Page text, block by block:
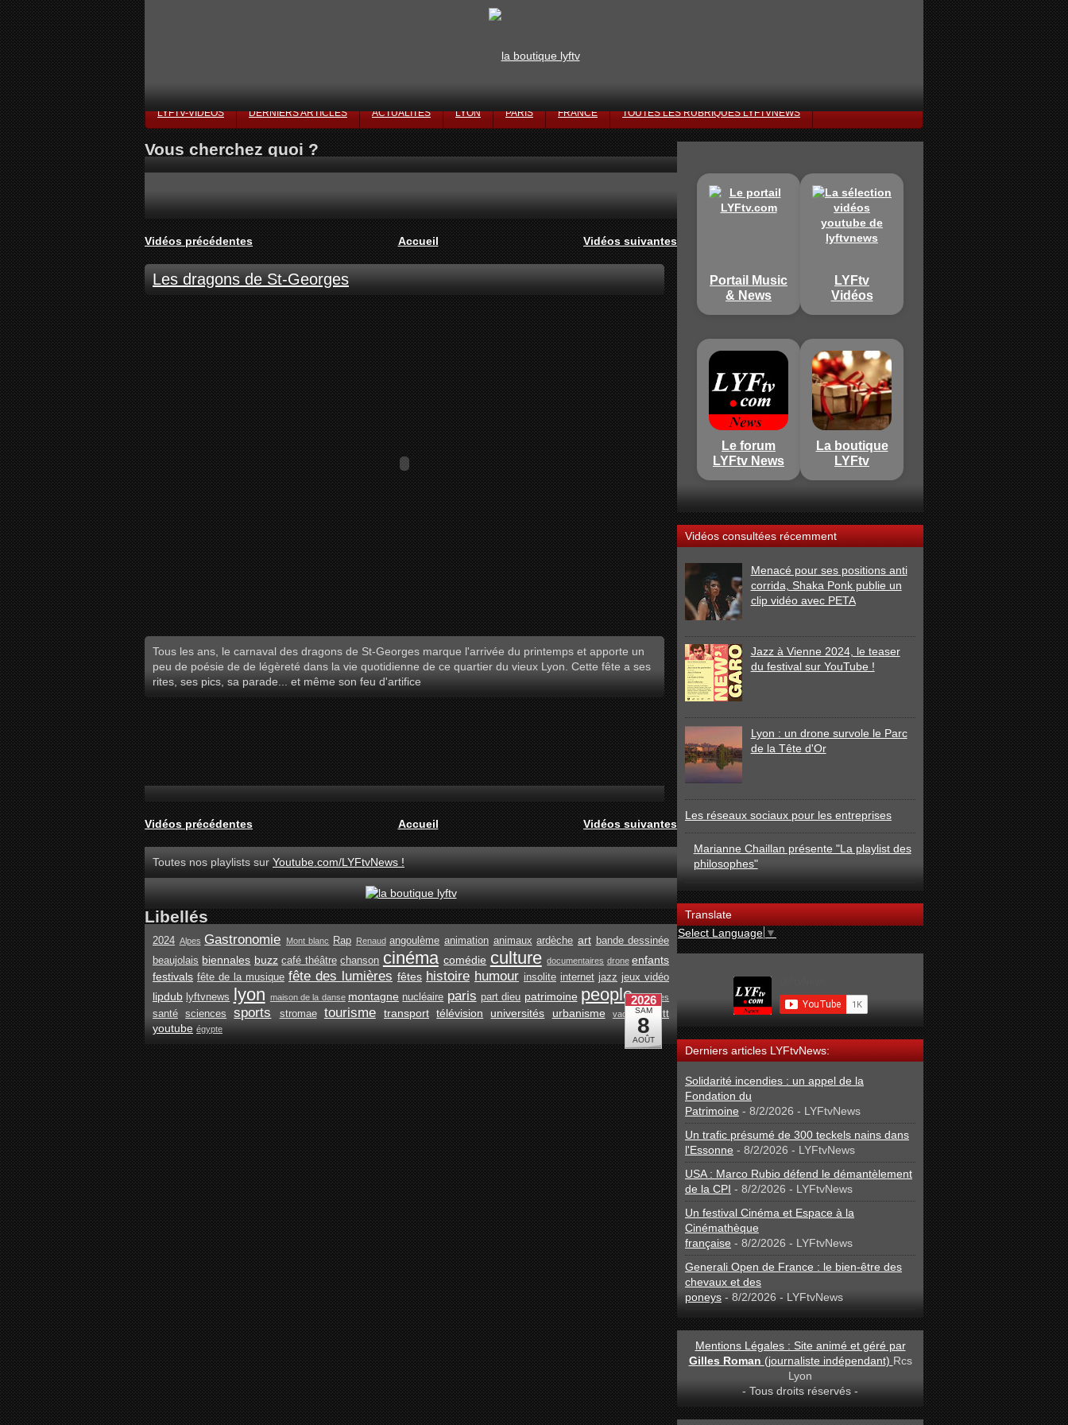
LYFTV-VIDÉOS DERNIERS ARTICLES ACTUALITÉS LYON PARIS FRANCE TOUTES LES RUBRIQUES LYFTVNEWS
Vous cherchez quoi ?
Vidéos suivantes
Vidéos précédentes Accueil
Les dragons de St-Georges
Tous les ans, le carnaval des dragons de St-Georges marque l'arrivée du printemps et apporte un
peu de poésie de de légèreté dans la vie quotidienne de ce quartier du vieux Lyon. Cette fête a ses
rites, ses pics, sa parade... et même son feu d'artifice
Vidéos suivantes
Vidéos précédentes Accueil
Toutes nos playlists sur Youtube.com/LYFtvNews !
Libellés
2024 Alpes Gastronomie Mont blanc Rap Renaud angoulème animation animaux ardèche art bande dessinée
beaujolais biennales buzz café théâtre chanson cinéma comédie culture documentaires drone enfants
festivals fête de la musique fête des lumières fêtes histoire humour insolite internet jazz jeux vidéo
lipdub lyftvnews lyon maison de la danse montagne nucléaire paris part dieu patrimoine people recettes
santé sciences sports stromae tourisme transport télévision universités urbanisme vacances vtt
youtube égypte
Portail Music
& News
LYFtv
Vidéos
Le forum
LYFtv News
La boutique
LYFtv
Vidéos consultées récemment
Menacé pour ses positions anti
corrida, Shaka Ponk publie un
clip vidéo avec PETA
Jazz à Vienne 2024, le teaser
du festival sur YouTube !
Lyon : un drone survole le Parc
de la Tête d'Or
Les réseaux sociaux pour les entreprises
Marianne Chaillan présente "La playlist des
philosophes"
Translate
Select Language▼
Derniers articles LYFtvNews:
Solidarité incendies : un appel de la
Fondation du
Patrimoine - 8/2/2026 - LYFtvNews
Un trafic présumé de 300 teckels nains dans
l'Essonne - 8/2/2026 - LYFtvNews
USA : Marco Rubio défend le démantèlement
de la CPI - 8/2/2026 - LYFtvNews
Un festival Cinéma et Espace à la
Cinémathèque
française - 8/2/2026 - LYFtvNews
Generali Open de France : le bien-être des
chevaux et des
poneys - 8/2/2026 - LYFtvNews
Mentions Légales : Site animé et géré par
Gilles Roman (journaliste indépendant) Rcs
Lyon
- Tous droits réservés -